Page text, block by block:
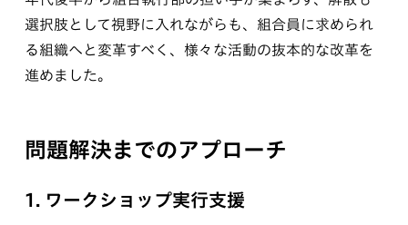
選択肢として視野に入れながらも、組合員に求められ
る組織へと変革すべく、様々な活動の抜本的な改革を
進めました。
問題解決までのアプローチ
1. ワークショップ実行支援